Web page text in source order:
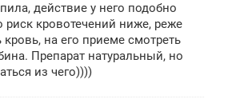
действие у него подобно
риск кровотечений ниже, реже
на его приеме смотреть
Препарат натуральный, но
из чего))))